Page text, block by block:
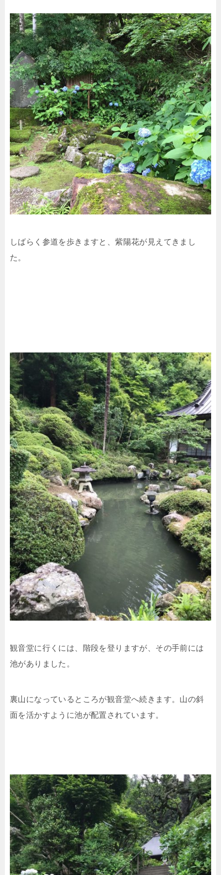
しばらく参道を歩きますと、紫陽花が見えてきまし
た。
観音堂に行くには、階段を登りますが、その手前には
池がありました。
裏山になっているところが観音堂へ続きます。山の斜
面を活かすように池が配置されています。